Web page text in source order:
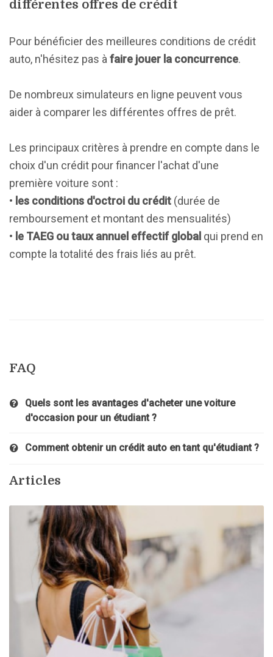
différentes offres de crédit
Pour bénéficier des meilleures conditions de crédit
auto, n'hésitez pas à faire jouer la concurrence.
De nombreux simulateurs en ligne peuvent vous
aider à comparer les différentes offres de prêt.
Les principaux critères à prendre en compte dans le
choix d'un crédit pour financer l'achat d'une
première voiture sont :
• les conditions d'octroi du crédit (durée de
remboursement et montant des mensualités)
• le TAEG ou taux annuel effectif global qui prend en
compte la totalité des frais liés au prêt.
FAQ
Quels sont les avantages d'acheter une voiture
d'occasion pour un étudiant ?
Comment obtenir un crédit auto en tant qu'étudiant ?
Articles